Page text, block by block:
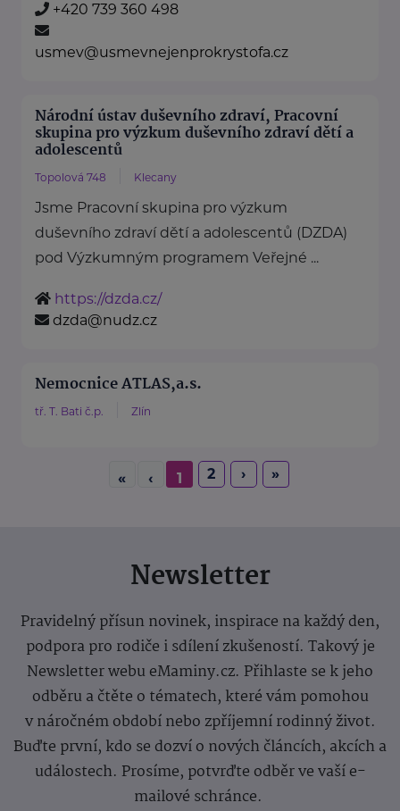
+420 739 360 498
usmev@usmevnejenprokrystofa.cz
Národní ústav duševního zdraví, Pracovní
skupina pro výzkum duševního zdraví dětí a
adolescentů
Topolová 748 Klecany
Jsme Pracovní skupina pro výzkum
duševního zdraví dětí a adolescentů (DZDA)
pod Výzkumným programem Veřejné ...
https://dzda.cz/
dzda@nudz.cz
Nemocnice ATLAS,a.s.
tř. T. Bati č.p. Zlín
« ‹ 1 2 › »
Newsletter
Pravidelný přísun novinek, inspirace na každý den,
podpora pro rodiče i sdílení zkušeností. Takový je
Newsletter webu eMaminy.cz. Přihlaste se k jeho
odběru a čtěte o tématech, které vám pomohou
v náročném období nebo zpříjemní rodinný život.
Buďte první, kdo se dozví o nových článcích, akcích a
událostech. Prosíme, potvrďte odběr ve vaší e-
mailové schránce.